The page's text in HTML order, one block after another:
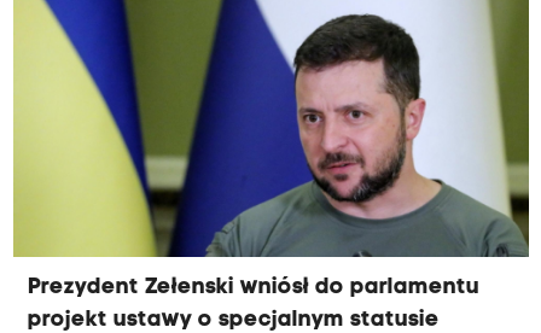
Prezydent Zełenski wniósł do parlamentu
projekt ustawy o specjalnym statusie